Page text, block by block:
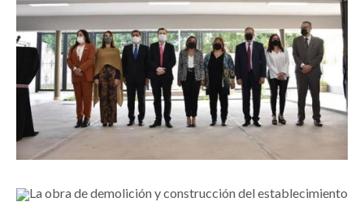
La obra de demolición y construcción del establecimiento